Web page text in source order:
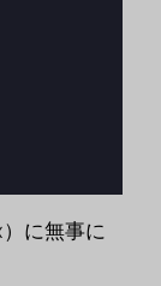
に無事に